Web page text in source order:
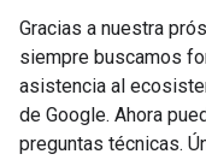
Gracias a nuestra
siempre buscamos
asistencia al
de Google. Ahora
preguntas técnicas.